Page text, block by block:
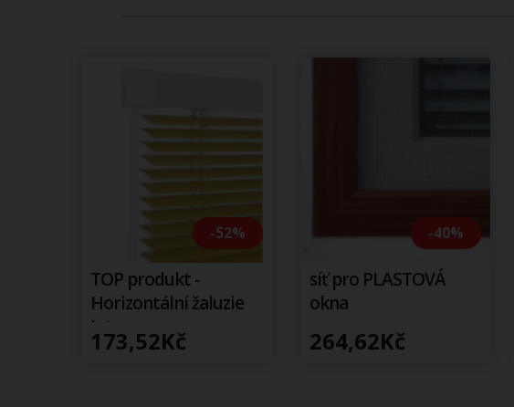
-52%
TOP produkt -
Horizontální žaluzie
Intense
173,52Kč
-40%
síť pro PLASTOVÁ
okna
264,62Kč